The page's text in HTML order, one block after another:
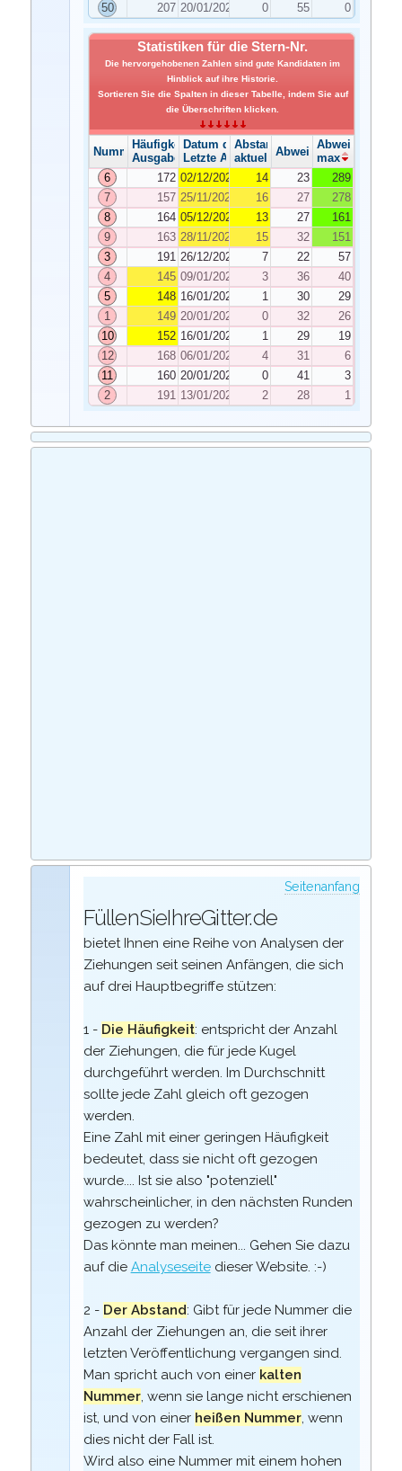
50
207 20/01/2026 0 55 0
Statistiken für die Stern-Nr.
Die hervorgehobenen Zahlen sind gute Kandidaten im
Hinblick auf ihre Historie.
Sortieren Sie die Spalten in dieser Tabelle, indem Sie auf
die Überschriften klicken.
Nummer
Häufigkeit der Ausgabe
Ausgabe
Datum der Ausgabe
Letzte Ausgabe
Abstand
aktuelleAbweichung
Abweichung
max
6
172 02/12/2025 14 23
289
7
157 25/11/2025 16 27
278
8
164 05/12/2025 13 27
161
9
163 28/11/2025 15 32
151
3
191 26/12/2025 7 22
57
4
145 09/01/2026 3 36
40
5
148 16/01/2026 1 30
29
1
149 20/01/2026 0 32
26
10
152 16/01/2026 1 29
19
12
168 06/01/2026 4 31
6
11
160 20/01/2026 0 41
3
2
191 13/01/2026 2 28 1
Seitenanfang
FüllenSieIhreGitter.de
bietet Ihnen eine Reihe von Analysen der
Ziehungen seit seinen Anfängen, die sich
auf drei Hauptbegriffe stützen:
1 - Die Häufigkeit: entspricht der Anzahl
der Ziehungen, die für jede Kugel
durchgeführt werden. Im Durchschnitt
sollte jede Zahl gleich oft gezogen
werden.
Eine Zahl mit einer geringen Häufigkeit
bedeutet, dass sie nicht oft gezogen
wurde.... Ist sie also "potenziell"
wahrscheinlicher, in den nächsten Runden
gezogen zu werden?
Das könnte man meinen... Gehen Sie dazu
auf die Analyseseitedieser Website. :-)
2 - Der Abstand: Gibt für jede Nummer die
Anzahl der Ziehungen an, die seit ihrer
letzten Veröffentlichung vergangen sind.
Man spricht auch von einer kalten
Nummer, wenn sie lange nicht erschienen
ist, und von einer heißen Nummer, wenn
dies nicht der Fall ist.
Wird also eine Nummer mit einem hohen